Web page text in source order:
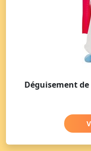
Déguisement